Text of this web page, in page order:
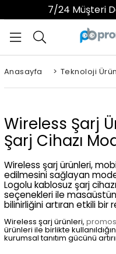
7/24 Müşteri
Anasayfa > Teknoloji
Wireless Şarj
Şarj Cihazı
Wireless şarj ürünleri,
edilmesini sağlayan
Logolu kablosuz şarj
seçenekleri ile
bilinirliğini artıran etkili bir
Wireless şarj ürünleri,
ürünleri ile birlikte
kurumsal tanıtım gücünü